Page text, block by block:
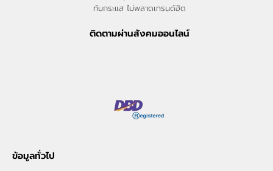
ทันกระแส ไม่พลาดเทรนด์ฮิต
ติดตามผ่านสังคมออนไลน์
ข้อมูลทั่วไป